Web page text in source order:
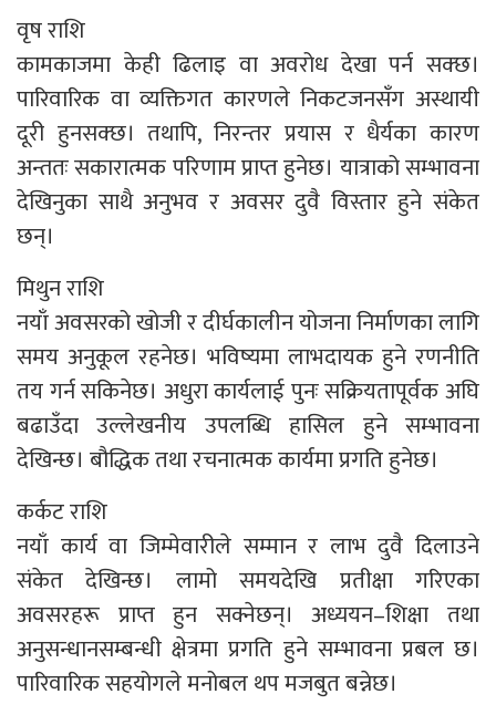
वृष राशि
कामकाजमा केही ढिलाइ वा अवरोध देखा पर्न सक्छ।
पारिवारिक वा व्यक्तिगत कारणले निकटजनसँग अस्थायी
दूरी हुनसक्छ। तथापि, निरन्तर प्रयास र धैर्यका कारण
अन्ततः सकारात्मक परिणाम प्राप्त हुनेछ। यात्राको सम्भावना
देखिनुका साथै अनुभव र अवसर दुवै विस्तार हुने संकेत
छन्।
मिथुन राशि
नयाँ अवसरको खोजी र दीर्घकालीन योजना निर्माणका लागि
समय अनुकूल रहनेछ। भविष्यमा लाभदायक हुने रणनीति
तय गर्न सकिनेछ। अधुरा कार्यलाई पुनः सक्रियतापूर्वक अघि
बढाउँदा उल्लेखनीय उपलब्धि हासिल हुने सम्भावना
देखिन्छ। बौद्धिक तथा रचनात्मक कार्यमा प्रगति हुनेछ।
कर्कट राशि
नयाँ कार्य वा जिम्मेवारीले सम्मान र लाभ दुवै दिलाउने
संकेत देखिन्छ। लामो समयदेखि प्रतीक्षा गरिएका
अवसरहरू प्राप्त हुन सक्नेछन्। अध्ययन–शिक्षा तथा
अनुसन्धानसम्बन्धी क्षेत्रमा प्रगति हुने सम्भावना प्रबल छ।
पारिवारिक सहयोगले मनोबल थप मजबुत बन्नेछ।